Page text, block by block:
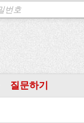
질문하기